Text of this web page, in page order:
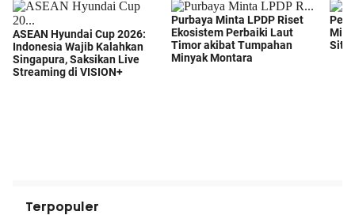
Terpopuler